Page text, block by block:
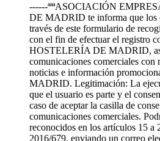
------ªªªASOCIACIÓN
DE MADRID te informa que los
través de este formulario de
con el fin de efectuar el registro
HOSTELERÍA DE MADRID,
comunicaciones comerciales con
noticias e información
MADRID. Legitimación: La
que el usuario es parte y el
caso de aceptar la casilla de
comunicaciones comerciales.
reconocidos en los artículos 15 a
2016/679, enviando un correo